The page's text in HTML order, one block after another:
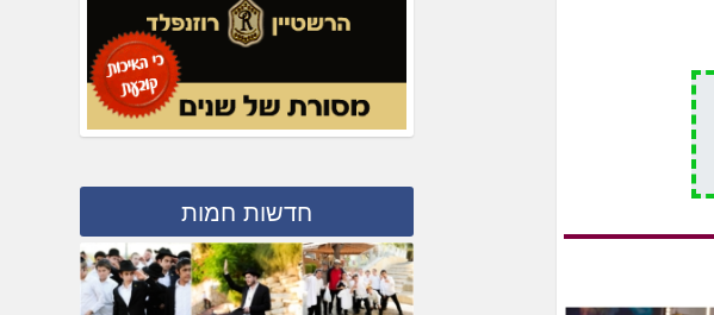
חדשות חמות